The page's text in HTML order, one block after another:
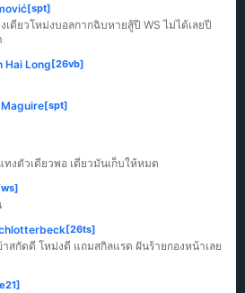
[spt]
เดียวโหม่งบอลกากฉิบหายสู้ปี WS ไม่ได้เลยปี
Hai Long [26vb]
Maguire[spt]
ทงตัวเดียวพอ เดี๋ยวมันเก็บให้หมด
[26ts]
าสกัดดี โหม่งดี แถมสกิลแรด ฝันร้ายกองหน้าเลย